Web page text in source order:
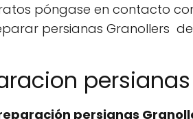
póngase en contacto
persianas Granollers de
persianas